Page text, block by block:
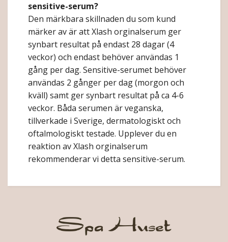
sensitive-serum?
Den märkbara skillnaden du som kund
märker av är att Xlash orginalserum ger
synbart resultat på endast 28 dagar (4
veckor) och endast behöver användas 1
gång per dag. Sensitive-serumet behöver
användas 2 gånger per dag (morgon och
kväll) samt ger synbart resultat på ca 4-6
veckor. Båda serumen är veganska,
tillverkade i Sverige, dermatologiskt och
oftalmologiskt testade. Upplever du en
reaktion av Xlash orginalserum
rekommenderar vi detta sensitive-serum.